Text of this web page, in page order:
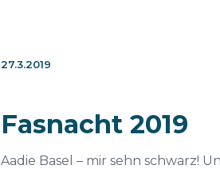
27.3.2019
Fasnacht 2019
Aadie Basel – mir sehn schwarz!